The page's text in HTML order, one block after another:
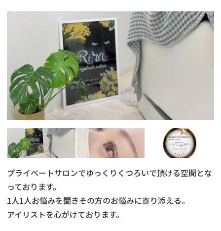
プライベートサロンでゆっくりくつろいで頂ける空間とな
っております。
1人1人お悩みを聞きその方のお悩みに寄り添える。
アイリストを心がけております。